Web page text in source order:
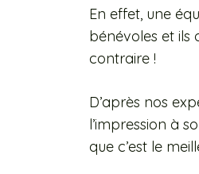
En effet, une
bénévoles et ils
contraire !
D’après nos
l’impression à
que c’est le